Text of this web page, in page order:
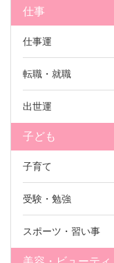
仕事
仕事運
転職・就職
出世運
子ども
子育て
受験・勉強
スポーツ・習い事